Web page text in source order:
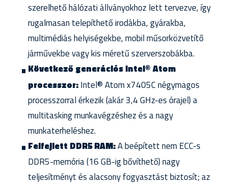
szerelhető hálózati állványokhoz lett tervezve, így
rugalmasan telepíthető irodákba, gyárakba,
multimédiás helyiségekbe, mobil műsorközvetítő
járművekbe vagy kis méretű szerverszobákba.
Következő generációs Intel® Atom
processzor:Intel® Atom x7405C négymagos
processzorral érkezik (akár 3,4 GHz-es órajel) a
multitasking munkavégzéshez és a nagy
munkaterheléshez.
Felfejlett DDR5 RAM:A beépített nem ECC-s
DDR5-memória (16 GB-ig bővíthető) nagy
teljesítményt és alacsony fogyasztást biztosít; az